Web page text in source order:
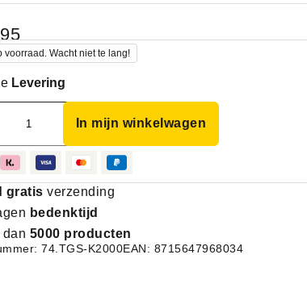
voorraad. Wacht niet te lang!
Levering
In mijn winkelwagen
gratis verzending
bedenktijd
dan 5000 producten
74.TGS-K2000EAN: 8715647968034